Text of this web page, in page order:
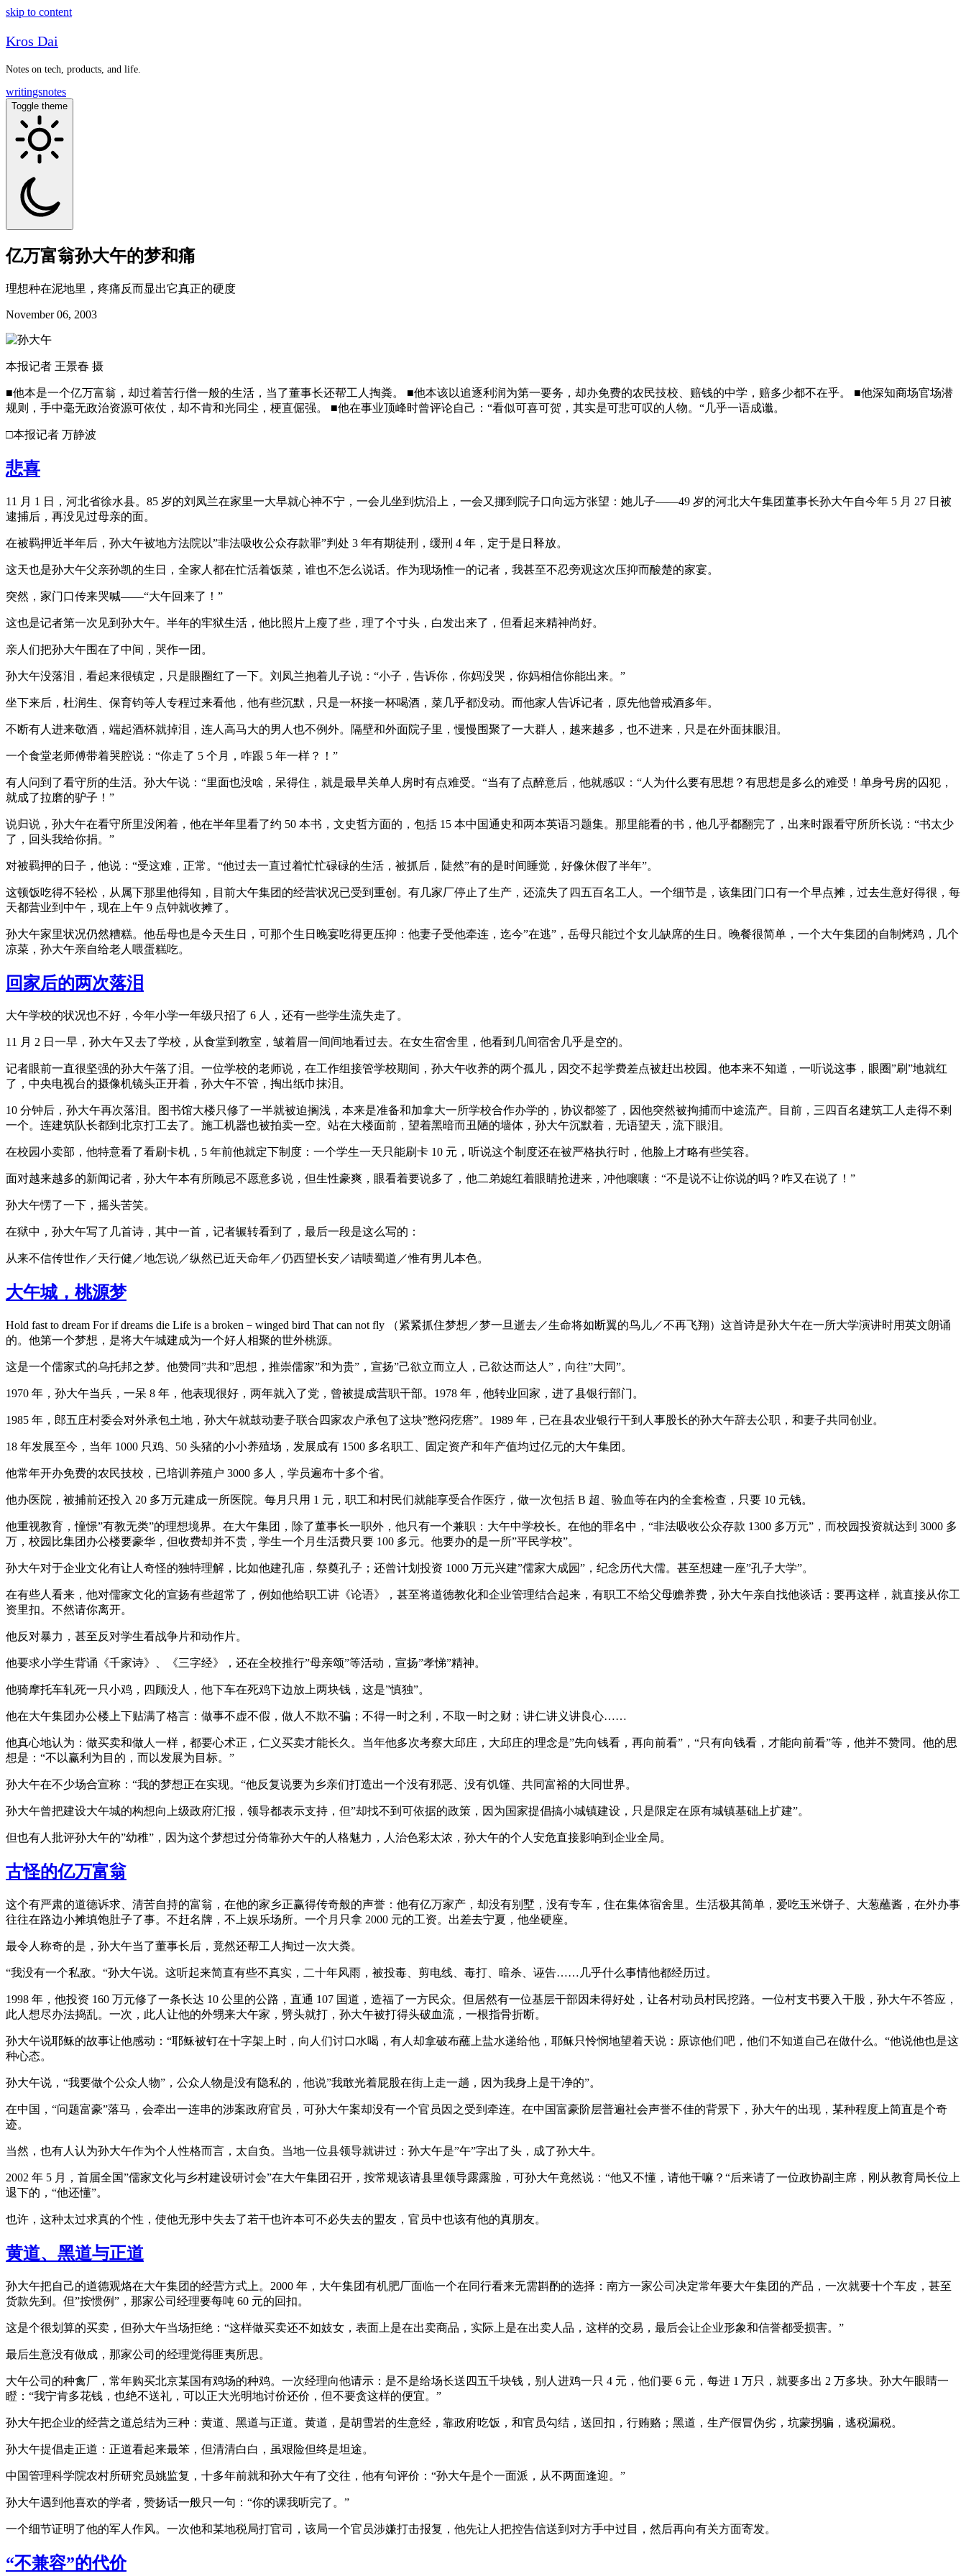
skip to content
Kros Dai
Notes on tech, products, and life.
writingsnotes
Toggle theme
亿万富翁孙大午的梦和痛
理想种在泥地里，疼痛反而显出它真正的硬度
November 06, 2003
本报记者 王景春 摄
■他本是一个亿万富翁，却过着苦行僧一般的生活，当了董事长还帮工人掏粪。 ■他本该以追逐利润为第一要务，却办免费的农民技校、赔钱的中学，赔多少都不在乎。 ■他深知商场官场潜
规则，手中毫无政治资源可依仗，却不肯和光同尘，梗直倔强。 ■他在事业顶峰时曾评论自己：“看似可喜可贺，其实是可悲可叹的人物。“几乎一语成谶。
□本报记者 万静波
悲喜
11 月 1 日，河北省徐水县。85 岁的刘凤兰在家里一大早就心神不宁，一会儿坐到炕沿上，一会又挪到院子口向远方张望：她儿子——49 岁的河北大午集团董事长孙大午自今年 5 月 27 日被
逮捕后，再没见过母亲的面。
在被羁押近半年后，孙大午被地方法院以”非法吸收公众存款罪”判处 3 年有期徒刑，缓刑 4 年，定于是日释放。
这天也是孙大午父亲孙凯的生日，全家人都在忙活着饭菜，谁也不怎么说话。作为现场惟一的记者，我甚至不忍旁观这次压抑而酸楚的家宴。
突然，家门口传来哭喊——“大午回来了！”
这也是记者第一次见到孙大午。半年的牢狱生活，他比照片上瘦了些，理了个寸头，白发出来了，但看起来精神尚好。
亲人们把孙大午围在了中间，哭作一团。
孙大午没落泪，看起来很镇定，只是眼圈红了一下。刘凤兰抱着儿子说：“小子，告诉你，你妈没哭，你妈相信你能出来。”
坐下来后，杜润生、保育钧等人专程过来看他，他有些沉默，只是一杯接一杯喝酒，菜几乎都没动。而他家人告诉记者，原先他曾戒酒多年。
不断有人进来敬酒，端起酒杯就掉泪，连人高马大的男人也不例外。隔壁和外面院子里，慢慢围聚了一大群人，越来越多，也不进来，只是在外面抹眼泪。
一个食堂老师傅带着哭腔说：“你走了 5 个月，咋跟 5 年一样？！”
有人问到了看守所的生活。孙大午说：“里面也没啥，呆得住，就是最早关单人房时有点难受。“当有了点醉意后，他就感叹：“人为什么要有思想？有思想是多么的难受！单身号房的囚犯，
就成了拉磨的驴子！”
说归说，孙大午在看守所里没闲着，他在半年里看了约 50 本书，文史哲方面的，包括 15 本中国通史和两本英语习题集。那里能看的书，他几乎都翻完了，出来时跟看守所所长说：“书太少
了，回头我给你捐。”
对被羁押的日子，他说：“受这难，正常。“他过去一直过着忙忙碌碌的生活，被抓后，陡然”有的是时间睡觉，好像休假了半年”。
这顿饭吃得不轻松，从属下那里他得知，目前大午集团的经营状况已受到重创。有几家厂停止了生产，还流失了四五百名工人。一个细节是，该集团门口有一个早点摊，过去生意好得很，每
天都营业到中午，现在上午 9 点钟就收摊了。
孙大午家里状况仍然糟糕。他岳母也是今天生日，可那个生日晚宴吃得更压抑：他妻子受他牵连，迄今”在逃”，岳母只能过个女儿缺席的生日。晚餐很简单，一个大午集团的自制烤鸡，几个
凉菜，孙大午亲自给老人喂蛋糕吃。
回家后的两次落泪
大午学校的状况也不好，今年小学一年级只招了 6 人，还有一些学生流失走了。
11 月 2 日一早，孙大午又去了学校，从食堂到教室，皱着眉一间间地看过去。在女生宿舍里，他看到几间宿舍几乎是空的。
记者眼前一直很坚强的孙大午落了泪。一位学校的老师说，在工作组接管学校期间，孙大午收养的两个孤儿，因交不起学费差点被赶出校园。他本来不知道，一听说这事，眼圈”刷”地就红
了，中央电视台的摄像机镜头正开着，孙大午不管，掏出纸巾抹泪。
10 分钟后，孙大午再次落泪。图书馆大楼只修了一半就被迫搁浅，本来是准备和加拿大一所学校合作办学的，协议都签了，因他突然被拘捕而中途流产。目前，三四百名建筑工人走得不剩
一个。连建筑队长都到北京打工去了。施工机器也被拍卖一空。站在大楼面前，望着黑暗而丑陋的墙体，孙大午沉默着，无语望天，流下眼泪。
在校园小卖部，他特意看了看刷卡机，5 年前他就定下制度：一个学生一天只能刷卡 10 元，听说这个制度还在被严格执行时，他脸上才略有些笑容。
面对越来越多的新闻记者，孙大午本有所顾忌不愿意多说，但生性豪爽，眼看着要说多了，他二弟媳红着眼睛抢进来，冲他嚷嚷：“不是说不让你说的吗？咋又在说了！”
孙大午愣了一下，摇头苦笑。
在狱中，孙大午写了几首诗，其中一首，记者辗转看到了，最后一段是这么写的：
从来不信传世作／天行健／地怎说／纵然已近天命年／仍西望长安／诘啧蜀道／惟有男儿本色。
大午城，桃源梦
Hold fast to dream For if dreams die Life is a broken－winged bird That can not fly （紧紧抓住梦想／梦一旦逝去／生命将如断翼的鸟儿／不再飞翔）这首诗是孙大午在一所大学演讲时用英文朗诵
的。他第一个梦想，是将大午城建成为一个好人相聚的世外桃源。
这是一个儒家式的乌托邦之梦。他赞同”共和”思想，推崇儒家”和为贵”，宣扬”己欲立而立人，己欲达而达人”，向往”大同”。
1970 年，孙大午当兵，一呆 8 年，他表现很好，两年就入了党，曾被提成营职干部。1978 年，他转业回家，进了县银行部门。
1985 年，郎五庄村委会对外承包土地，孙大午就鼓动妻子联合四家农户承包了这块”憋闷疙瘩”。1989 年，已在县农业银行干到人事股长的孙大午辞去公职，和妻子共同创业。
18 年发展至今，当年 1000 只鸡、50 头猪的小小养殖场，发展成有 1500 多名职工、固定资产和年产值均过亿元的大午集团。
他常年开办免费的农民技校，已培训养殖户 3000 多人，学员遍布十多个省。
他办医院，被捕前还投入 20 多万元建成一所医院。每月只用 1 元，职工和村民们就能享受合作医疗，做一次包括 B 超、验血等在内的全套检查，只要 10 元钱。
他重视教育，憧憬”有教无类”的理想境界。在大午集团，除了董事长一职外，他只有一个兼职：大午中学校长。在他的罪名中，“非法吸收公众存款 1300 多万元”，而校园投资就达到 3000 多
万，校园比集团办公楼要豪华，但收费却并不贵，学生一个月生活费只要 100 多元。他要办的是一所”平民学校”。
孙大午对于企业文化有让人奇怪的独特理解，比如他建孔庙，祭奠孔子；还曾计划投资 1000 万元兴建”儒家大成园”，纪念历代大儒。甚至想建一座”孔子大学”。
在有些人看来，他对儒家文化的宣扬有些超常了，例如他给职工讲《论语》，甚至将道德教化和企业管理结合起来，有职工不给父母赡养费，孙大午亲自找他谈话：要再这样，就直接从你工
资里扣。不然请你离开。
他反对暴力，甚至反对学生看战争片和动作片。
他要求小学生背诵《千家诗》、《三字经》，还在全校推行”母亲颂”等活动，宣扬”孝悌”精神。
他骑摩托车轧死一只小鸡，四顾没人，他下车在死鸡下边放上两块钱，这是”慎独”。
他在大午集团办公楼上下贴满了格言：做事不虚不假，做人不欺不骗；不得一时之利，不取一时之财；讲仁讲义讲良心……
他真心地认为：做买卖和做人一样，都要心术正，仁义买卖才能长久。当年他多次考察大邱庄，大邱庄的理念是”先向钱看，再向前看”，“只有向钱看，才能向前看”等，他并不赞同。他的思
想是：“不以赢利为目的，而以发展为目标。”
孙大午在不少场合宣称：“我的梦想正在实现。“他反复说要为乡亲们打造出一个没有邪恶、没有饥馑、共同富裕的大同世界。
孙大午曾把建设大午城的构想向上级政府汇报，领导都表示支持，但”却找不到可依据的政策，因为国家提倡搞小城镇建设，只是限定在原有城镇基础上扩建”。
但也有人批评孙大午的”幼稚”，因为这个梦想过分倚靠孙大午的人格魅力，人治色彩太浓，孙大午的个人安危直接影响到企业全局。
古怪的亿万富翁
这个有严肃的道德诉求、清苦自持的富翁，在他的家乡正赢得传奇般的声誉：他有亿万家产，却没有别墅，没有专车，住在集体宿舍里。生活极其简单，爱吃玉米饼子、大葱蘸酱，在外办事
往往在路边小摊填饱肚子了事。不赶名牌，不上娱乐场所。一个月只拿 2000 元的工资。出差去宁夏，他坐硬座。
最令人称奇的是，孙大午当了董事长后，竟然还帮工人掏过一次大粪。
“我没有一个私敌。“孙大午说。这听起来简直有些不真实，二十年风雨，被投毒、剪电线、毒打、暗杀、诬告……几乎什么事情他都经历过。
1998 年，他投资 160 万元修了一条长达 10 公里的公路，直通 107 国道，造福了一方民众。但居然有一位基层干部因未得好处，让各村动员村民挖路。一位村支书要入干股，孙大午不答应，
此人想尽办法捣乱。一次，此人让他的外甥来大午家，劈头就打，孙大午被打得头破血流，一根指骨折断。
孙大午说耶稣的故事让他感动：“耶稣被钉在十字架上时，向人们讨口水喝，有人却拿破布蘸上盐水递给他，耶稣只怜悯地望着天说：原谅他们吧，他们不知道自己在做什么。“他说他也是这
种心态。
孙大午说，“我要做个公众人物”，公众人物是没有隐私的，他说”我敢光着屁股在街上走一趟，因为我身上是干净的”。
在中国，“问题富豪”落马，会牵出一连串的涉案政府官员，可孙大午案却没有一个官员因之受到牵连。在中国富豪阶层普遍社会声誉不佳的背景下，孙大午的出现，某种程度上简直是个奇
迹。
当然，也有人认为孙大午作为个人性格而言，太自负。当地一位县领导就讲过：孙大午是”午”字出了头，成了孙大牛。
2002 年 5 月，首届全国”儒家文化与乡村建设研讨会”在大午集团召开，按常规该请县里领导露露脸，可孙大午竟然说：“他又不懂，请他干嘛？“后来请了一位政协副主席，刚从教育局长位上
退下的，“他还懂”。
也许，这种太过求真的个性，使他无形中失去了若干也许本可不必失去的盟友，官员中也该有他的真朋友。
黄道、黑道与正道
孙大午把自己的道德观烙在大午集团的经营方式上。2000 年，大午集团有机肥厂面临一个在同行看来无需斟酌的选择：南方一家公司决定常年要大午集团的产品，一次就要十个车皮，甚至
货款先到。但”按惯例”，那家公司经理要每吨 60 元的回扣。
这是个很划算的买卖，但孙大午当场拒绝：“这样做买卖还不如妓女，表面上是在出卖商品，实际上是在出卖人品，这样的交易，最后会让企业形象和信誉都受损害。”
最后生意没有做成，那家公司的经理觉得匪夷所思。
大午公司的种禽厂，常年购买北京某国有鸡场的种鸡。一次经理向他请示：是不是给场长送四五千块钱，别人进鸡一只 4 元，他们要 6 元，每进 1 万只，就要多出 2 万多块。孙大午眼睛一
瞪：“我宁肯多花钱，也绝不送礼，可以正大光明地讨价还价，但不要贪这样的便宜。”
孙大午把企业的经营之道总结为三种：黄道、黑道与正道。黄道，是胡雪岩的生意经，靠政府吃饭，和官员勾结，送回扣，行贿赂；黑道，生产假冒伪劣，坑蒙拐骗，逃税漏税。
孙大午提倡走正道：正道看起来最笨，但清清白白，虽艰险但终是坦途。
中国管理科学院农村所研究员姚监复，十多年前就和孙大午有了交往，他有句评价：“孙大午是个一面派，从不两面逢迎。”
孙大午遇到他喜欢的学者，赞扬话一般只一句：“你的课我听完了。”
一个细节证明了他的军人作风。一次他和某地税局打官司，该局一个官员涉嫌打击报复，他先让人把控告信送到对方手中过目，然后再向有关方面寄发。
“不兼容”的代价